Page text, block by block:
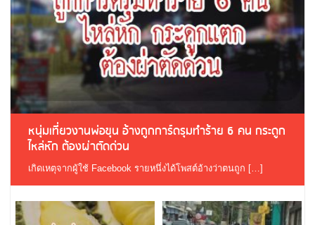
หนุ่มเที่ยวงานพ่อขุน อ้างถูกการ์ดรุมทำร้าย 6 คน กระดูก
ไหล่หัก ต้องผ่าตัดด่วน
เกิดเหตุจากผู้ใช้ Facebook รายหนึ่งได้โพสต์อ้างว่าตนถูก […]